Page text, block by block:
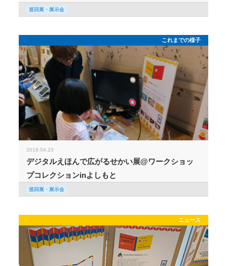
巡回展・展示会
これまでの様子
2019.04.23
デジタルえほんで広がるせかい展@ワークショッ
プコレクションinよしもと
巡回展・展示会
ニュース